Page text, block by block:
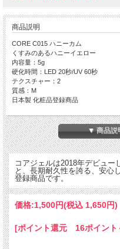
商品説明
CORE C015 ハニーカム
くすみのあるハニーイエロー
内容量：5g
硬化時間：LED 20秒/UV 60秒
テクスチャー：2
質感：M
日本製 化粧品登録商品
▼ 商品説
コアジェルは2018年デビュー
と、長期耐久性を誇る、安心
登録商品です。
価格:1,500円(税込 1,650円)
[ポイント還元 16ポイント